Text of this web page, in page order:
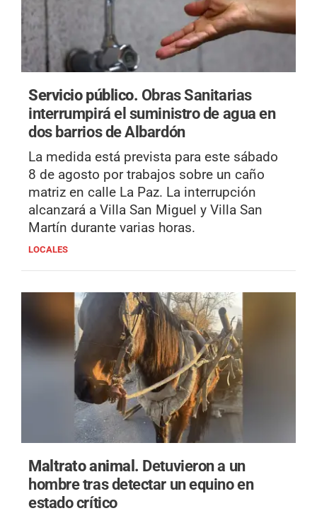
Servicio público. Obras Sanitarias
interrumpirá el suministro de agua en
dos barrios de Albardón
La medida está prevista para este sábado
8 de agosto por trabajos sobre un caño
matriz en calle La Paz. La interrupción
alcanzará a Villa San Miguel y Villa San
Martín durante varias horas.
LOCALES
Maltrato animal. Detuvieron a un
hombre tras detectar un equino en
estado crítico